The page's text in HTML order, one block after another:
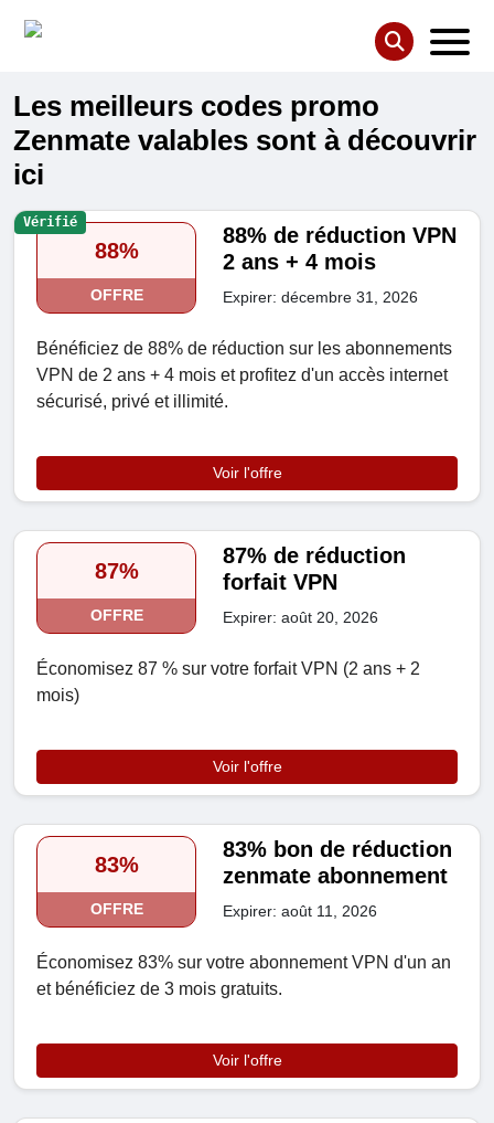
Les meilleurs codes promo
Zenmate valables sont à découvrir
ici
88%
OFFRE
88% de réduction VPN
2 ans + 4 mois
Expirer: décembre 31, 2026
Bénéficiez de 88% de réduction sur les abonnements
VPN de 2 ans + 4 mois et profitez d'un accès internet
sécurisé, privé et illimité.
Voir l'offre
Vérifié
87%
OFFRE
87% de réduction
forfait VPN
Expirer: août 20, 2026
Économisez 87 % sur votre forfait VPN (2 ans + 2
mois)
Voir l'offre
83%
OFFRE
83% bon de réduction
zenmate abonnement
Expirer: août 11, 2026
Économisez 83% sur votre abonnement VPN d'un an
et bénéficiez de 3 mois gratuits.
Voir l'offre